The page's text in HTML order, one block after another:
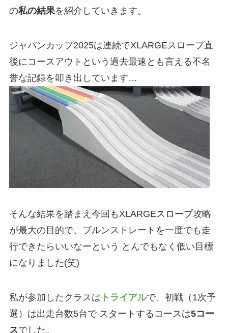
の私の結果を紹介していきます。
ジャパンカップ2025は連続でXLARGEスロープ直
後にコースアウトという過去最速とも言える不名
誉な記録を叩き出しています…
そんな結果を踏まえ今回もXLARGEスロープ攻略
が最大の目的で、ブルンストレートを一度でも走
行できたらいいなーという とんでもなく低い目標
になりました(笑)
私が参加したクラスは トライアルで、初戦（1次予
選）は出走台数5台で スタートするコースは5コー
スでした。